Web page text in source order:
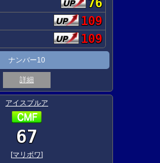
76
109
109
ナンバー10
詳細
アイスプルア
67
[マリボワ]